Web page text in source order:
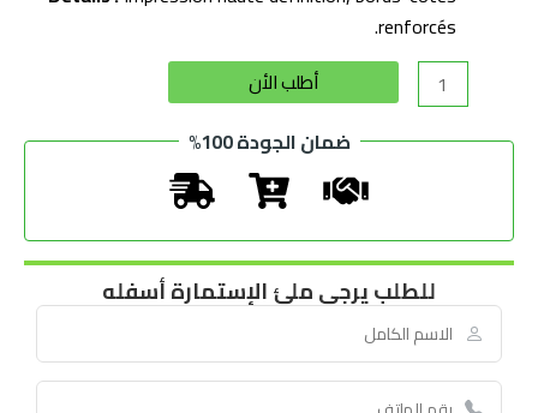
renforcés.
أطلب الأن
ضمان الجودة 100%
للطلب يرجى ملئ الإستمارة أسفله